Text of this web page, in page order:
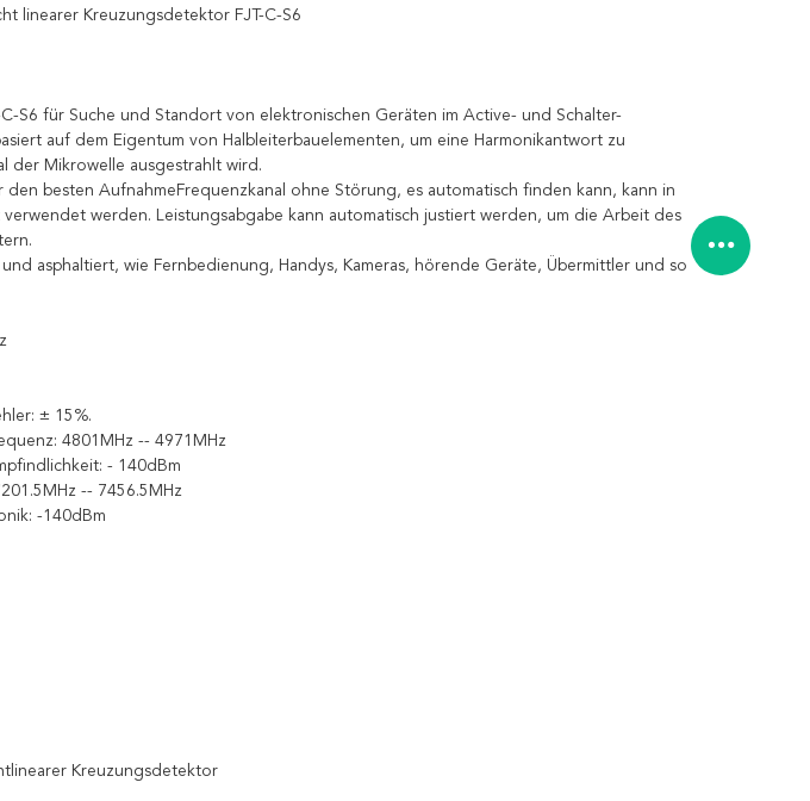
linearer Kreuzungsdetektor FJT-C-S6
S6 für Suche und Standort von elektronischen Geräten im Active- und Schalter-
auf dem Eigentum von Halbleiterbauelementen, um eine Harmonikantwort zu
der Mikrowelle ausgestrahlt wird.
den besten AufnahmeFrequenzkanal ohne Störung, es automatisch finden kann, kann in
werden. Leistungsabgabe kann automatisch justiert werden, um die Arbeit des
asphaltiert, wie Fernbedienung, Handys, Kameras, hörende Geräte, Übermittler und so
± 15%.
4801MHz -- 4971MHz
- 140dBm
-- 7456.5MHz
-140dBm
Kreuzungsdetektor